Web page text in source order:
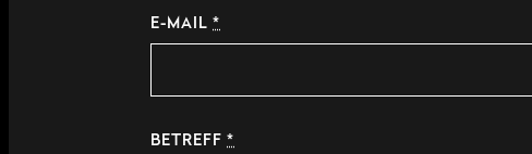
E-MAIL*
BETREFF*